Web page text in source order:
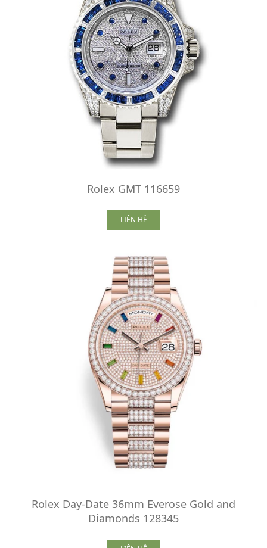
Rolex GMT 116659
LIÊN HỆ
Rolex Day-Date 36mm Everose Gold and
Diamonds 128345